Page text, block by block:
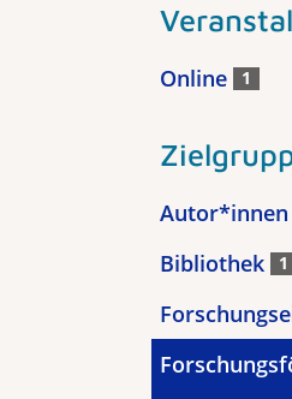
Online 1
Autor*innen
Bibliothek 1